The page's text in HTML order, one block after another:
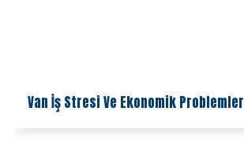
Van İş Stresi Ve Ekonomik Problemler